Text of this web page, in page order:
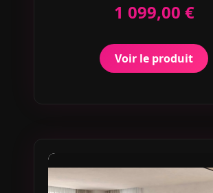
1 099,00 €
Voir le produit